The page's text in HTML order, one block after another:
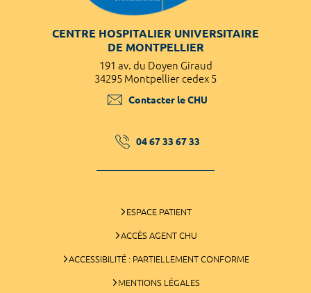
CENTRE HOSPITALIER UNIVERSITAIRE
DE MONTPELLIER
191 av. du Doyen Giraud
34295 Montpellier cedex 5
Contacter le CHU
04 67 33 67 33
ESPACE PATIENT
ACCÈS AGENT CHU
ACCESSIBILITÉ : PARTIELLEMENT CONFORME
MENTIONS LÉGALES